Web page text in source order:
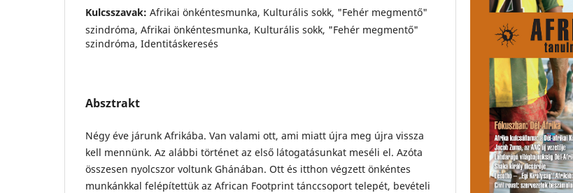
Kulcsszavak: Afrikai önkéntesmunka, Kulturális sokk, "Fehér megmentő"
szindróma, Afrikai önkéntesmunka, Kulturális sokk, "Fehér megmentő"
szindróma, Identitáskeresés
Absztrakt
Négy éve járunk Afrikába. Van valami ott, ami miatt újra meg újra vissza
kell mennünk. Az alábbi történet az első látogatásunkat meséli el. Azóta
összesen nyolcszor voltunk Ghánában. Ott és itthon végzett önkéntes
munkánkkal felépítettük az African Footprint tánccsoport telepét, bevételi